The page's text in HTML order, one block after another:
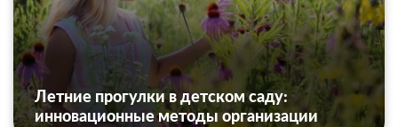
Летние прогулки в детском саду:
инновационные методы организации